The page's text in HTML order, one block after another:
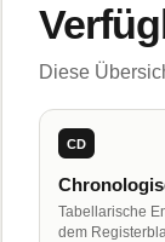
Diese
CD
Tabellarische
dem